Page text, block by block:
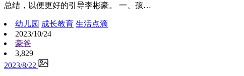
总结，以便更好的引导李彬豪。 一、孩…
幼儿园 成长教育 生活点滴
2023/10/24
豪爸
3,829
2023/8/22